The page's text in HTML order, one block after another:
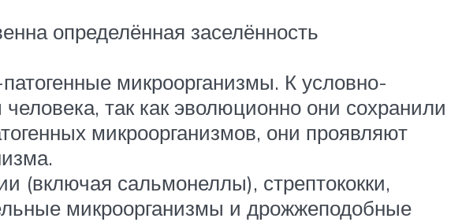
определённая заселённость
микроорганизмы. К условно-
так как эволюционно они сохранили
микроорганизмов, они проявляют
(включая сальмонеллы), стрептококки,
микроорганизмы и дрожжеподобные